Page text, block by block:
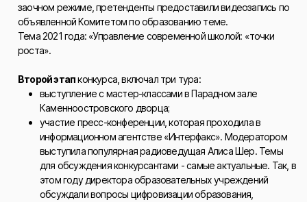
заочном режиме, претенденты предоставили видеозапись по
объявленной Комитетом по образованию теме.
Тема 2021 года: «Управление современной школой: «точки
роста».
Второй этапконкурса, включал три тура:
выступление с мастер-классами в Парадном зале
Каменноостровского дворца;
участие пресс-конференции, которая проходила в
информационном агентстве «Интерфакс». Модератором
выступила популярная радиоведущая Алиса Шер. Темы
для обсуждения конкурсантами - самые актуальные. Так, в
этом году директора образовательных учреждений
обсуждали вопросы цифровизации образования,